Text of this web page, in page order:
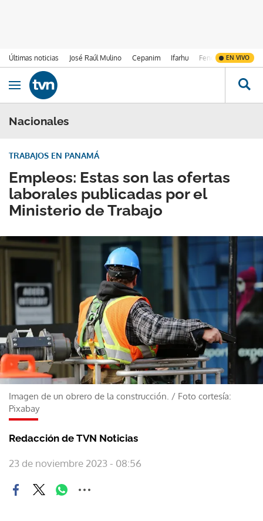
Últimas noticias José Raúl Mulino Cepanim Ifarhu Fenómeno de El
EN VIVO
Ir al contenido
Obrir navegació
Nacionales
Empleos: Estas son las ofertas
laborales publicadas por el
Ministerio de Trabajo
TRABAJOS EN PANAMÁ
Imagen de un obrero de la construcción. / Foto cortesía:
Pixabay
Redacción de TVN Noticias
23 de noviembre 2023 - 08:56